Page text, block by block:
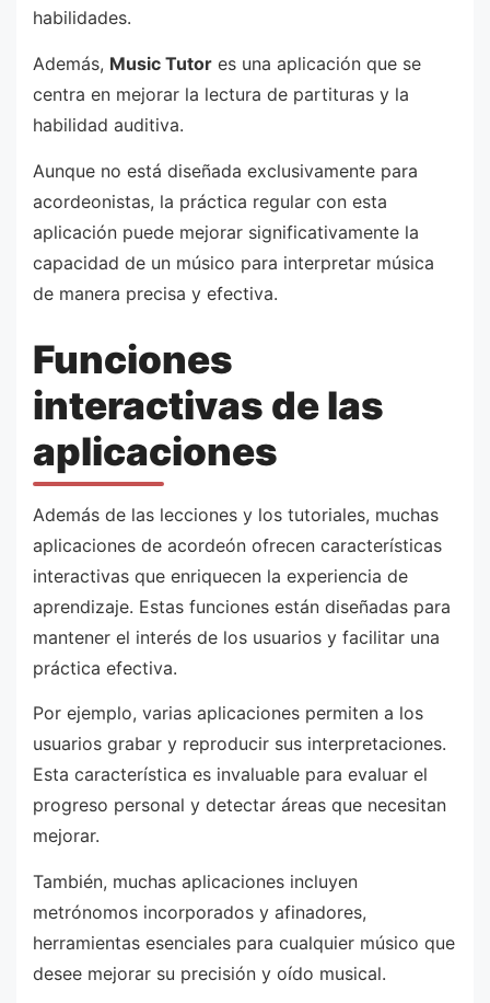
habilidades.
Además, Music Tutor es una aplicación que se
centra en mejorar la lectura de partituras y la
habilidad auditiva.
Aunque no está diseñada exclusivamente para
acordeonistas, la práctica regular con esta
aplicación puede mejorar significativamente la
capacidad de un músico para interpretar música
de manera precisa y efectiva.
Funciones
interactivas de las
aplicaciones
Además de las lecciones y los tutoriales, muchas
aplicaciones de acordeón ofrecen características
interactivas que enriquecen la experiencia de
aprendizaje. Estas funciones están diseñadas para
mantener el interés de los usuarios y facilitar una
práctica efectiva.
Por ejemplo, varias aplicaciones permiten a los
usuarios grabar y reproducir sus interpretaciones.
Esta característica es invaluable para evaluar el
progreso personal y detectar áreas que necesitan
mejorar.
También, muchas aplicaciones incluyen
metrónomos incorporados y afinadores,
herramientas esenciales para cualquier músico que
desee mejorar su precisión y oído musical.